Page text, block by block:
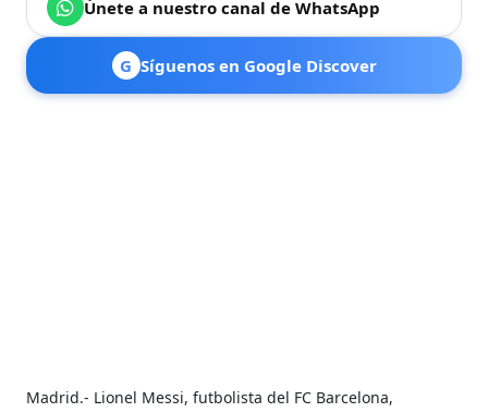
Únete a nuestro canal de WhatsApp
G Síguenos en Google Discover
Madrid.- Lionel Messi, futbolista del FC Barcelona,